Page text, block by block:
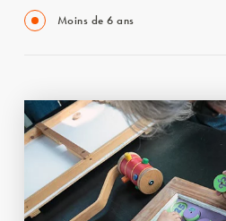
Moins de 6 ans